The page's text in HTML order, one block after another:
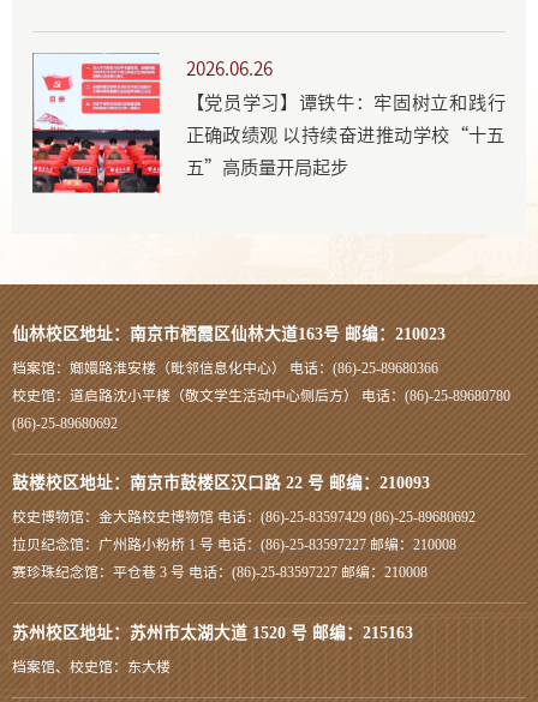
2026.06.26
【党员学习】谭铁牛：牢固树立和践行
正确政绩观 以持续奋进推动学校“十五
五”高质量开局起步
仙林校区地址：南京市栖霞区仙林大道163号 邮编：210023
档案馆：嫏嬛路淮安楼（毗邻信息化中心） 电话：(86)-25-89680366
校史馆：道启路沈小平楼（敬文学生活动中心侧后方） 电话：(86)-25-89680780
(86)-25-89680692
鼓楼校区地址：南京市鼓楼区汉口路 22 号 邮编：210093
校史博物馆：金大路校史博物馆 电话：(86)-25-83597429 (86)-25-89680692
拉贝纪念馆：广州路小粉桥 1 号 电话：(86)-25-83597227 邮编：210008
赛珍珠纪念馆：平仓巷 3 号 电话：(86)-25-83597227 邮编：210008
苏州校区地址：苏州市太湖大道 1520 号 邮编：215163
档案馆、校史馆：东大楼